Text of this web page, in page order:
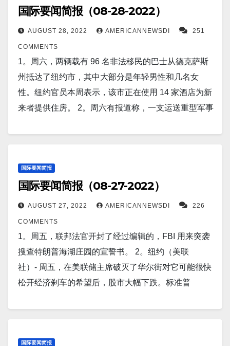
2018 年的一项研究中写道，古罗马人于公元 75 年左
造军营。 大约一个世纪后，他们放弃了营地。 7。土
耳其国防部在一份声明中说，一枚希腊防空导弹锁定
了在地中海上空国际空域飞行的土耳其 F-16 战斗机。
8。基辅，8 月 29 日（路透社）——乌克兰军方周一
开始在该国南部对俄罗斯军队进行期待已久的反攻，
其南部司令部周一表示。司令部发言人纳塔利娅·胡梅
势，改善海基力量投射，并在未来几十年加强其海上
作战态势。 10。空军和诺斯罗普·格鲁曼公司正在将尖
端的加密现代化和雷达辅助瞄准系统 (RATS) 整合到其
隐身 B-2 轰炸机中，作为对飞机进行一系列密集、广
泛升级的一部分。 一旦完成，它将确保轰炸机能够在
现代、高威胁环境中对抗技术先进的对手保持作战功
能。 11。一项新的研究发现，格陵兰冰盖的融化对地
球的影响比以前认为的要大。 也就是说，巨大的冰盖
过台湾海峡，导致中国军方官员表示该国仍处于“高度
戒备状态”。美国第七舰队在新闻发布会上说，两艘提
Chancellorsville在台湾和中国之间的海峡中航行，该
走廊超出任何国家的领海。 4。解放军部队已抵达俄罗
斯参加东方 2022； 中国媒体告诉西方不要“过度解
读”演习。中国人民解放军(PLA) 首次将其所有三支部
的，为期一周的联合演习。 5。在最近的一项研究中，
心脏病发作后。 通过这一发现，研究人员旨在寻找有
助于为心脏病患者开发更好治疗的方案。科学家们发
中发挥着重要作用。 6。周四，拉脱维亚政府拆除了一
座冷战时期纪念苏联在二战中战胜纳粹德国的纪念碑
——许多拉脱维亚人为此庆祝，他们认为这座雕像是
对苏联镇压的持久提醒。 然而，雕像的拆除导致俄罗
斯和该国俄罗斯少数民族的愤怒谴责。 7。美国海军上
将表示，美国海军正在开发定向能量系统，作为对高
国际要闻简报（08-28-2022）
AUGUST 28, 2022 AMERICANNEWSDI 251
COMMENTS
1。周六，两辆载有 96 名非法移民的巴士从德克萨斯
州抵达了纽约市，其中大部分是年轻男性和几名女
性。纽约官员本周表示，该市正在使用 14 家酒店为新
来者提供住房。 2。周六有报道称，一支运送重型军事
的干旱所带来的影响。持续 70 天的灼热热浪是中国有
记录以来持续时间最长、范围最广的热浪，导致长江
部分地区和其他数十条支流干涸。 4。香港（美联社）
四在中国南部的广东省登陆，由于风暴，香港股市早
盘休市。 5。古巴外交部周五表示，古巴已请求美国帮
助恢复被大火摧毁的主要燃料储存工厂，这场大火造
成 16 人死亡。该部表示，该要求是在周三两国专家在
以恢复受灾最严重的地区”。 6。乌克兰军方在一天内
期还损失了五辆坦克和其他装备。损失最大的是乌克
国际要闻简报
国际要闻简报（08-27-2022）
AUGUST 27, 2022 AMERICANNEWSDI 226
COMMENTS
1。周五，联邦法官开封了经过编辑的，FBI 用来突袭
搜查特朗普海湖庄园的宣誓书。 2。纽约（美联
社）- 周五，在美联储主席破灭了华尔街对它可能很快
松开经济刹车的希望后，股市大幅下跌。标准普
国际要闻简报